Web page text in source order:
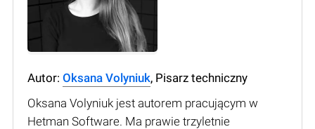
Autor: Oksana Volyniuk, Pisarz techniczny
Oksana Volyniuk jest autorem pracującym w
Hetman Software. Ma prawie trzyletnie